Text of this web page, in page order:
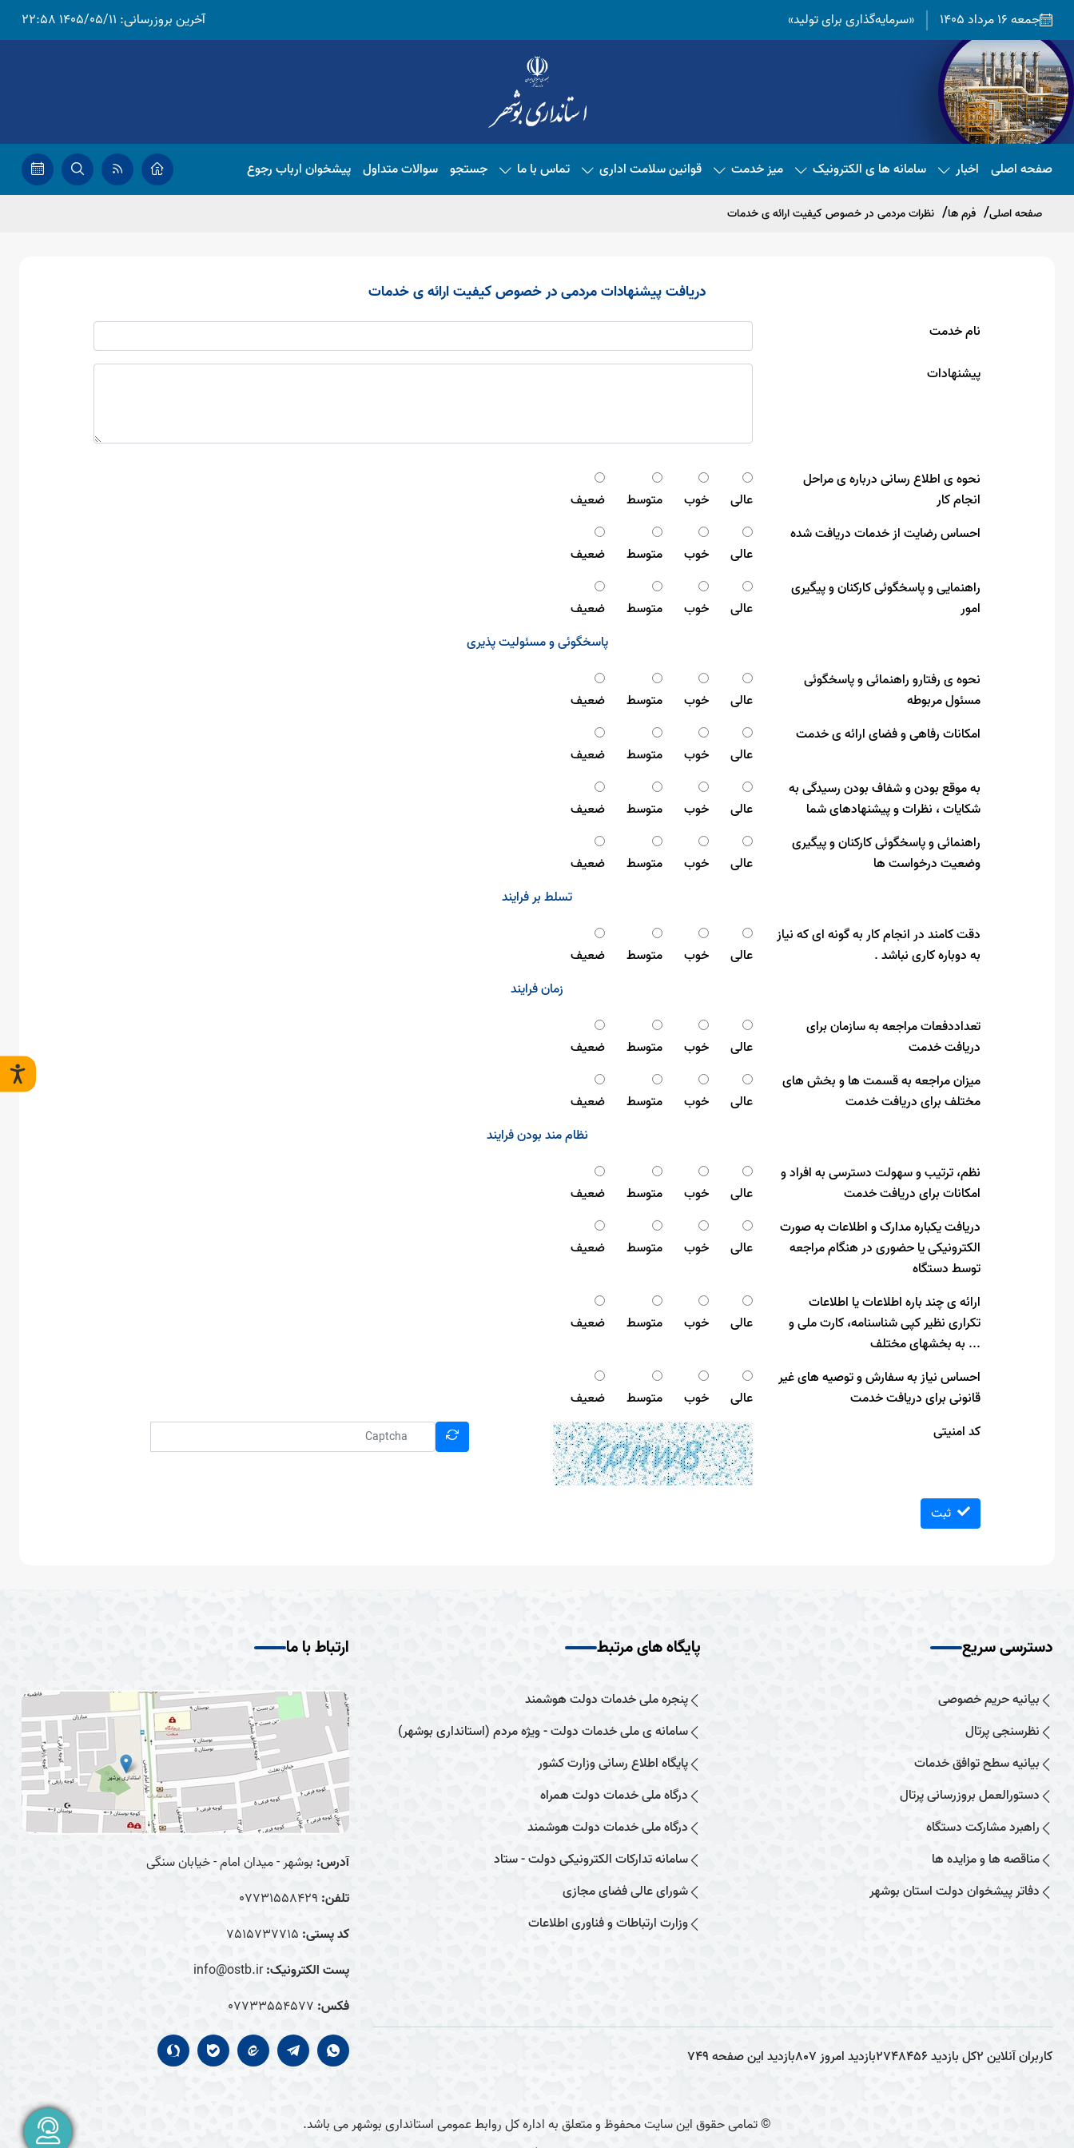
جمعه 16 مرداد 1405 «سرمایه‌گذاری برای تولید» آخرین بروزرسانی: 1405/05/11 22:58
صفحه اصلی اخبار سامانه ها ی الکترونیک میز خدمت قوانین سلامت اداری تماس با ما جستجو سوالات متداول پیشخوان ارباب رجوع
صفحه اصلی فرم ها نظرات مردمی در خصوص کیفیت ارائه ی خدمات
دریافت پیشنهادات مردمی در خصوص کیفیت ارائه ی خدمات
نام خدمت
پیشنهادات
نحوه ی اطلاع رسانی درباره ی مراحل
انجام کار
عالی خوب متوسط
ضعیف
احساس رضایت از خدمات دریافت شده
عالی
خوب متوسط
ضعیف
راهنمایی و پاسخگوئی کارکنان و پیگیری
امور
عالی خوب متوسط
ضعیف
پاسخگوئی و مسئولیت پذیری
نحوه ی رفتارو راهنمائی و پاسخگوئی
مسئول مربوطه
عالی خوب متوسط
ضعیف
امکانات رفاهی و فضای ارائه ی خدمت
عالی
خوب متوسط
ضعیف
به موقع بودن و شفاف بودن رسیدگی به
شکایات ، نظرات و پیشنهادهای شما
عالی خوب متوسط
ضعیف
راهنمائی و پاسخگوئی کارکنان و پیگیری
وضعیت درخواست ها
عالی خوب متوسط
ضعیف
تسلط بر فرایند
دقت کامند در انجام کار به گونه ای که نیاز
به دوباره کاری نباشد .
عالی خوب متوسط
ضعیف
زمان فرایند
تعداددفعات مراجعه به سازمان برای
دریافت خدمت
عالی خوب متوسط
ضعیف
میزان مراجعه به قسمت ها و بخش های
مختلف برای دریافت خدمت
عالی خوب متوسط
ضعیف
نظام مند بودن فرایند
نظم، ترتیب و سهولت دسترسی به افراد و
امکانات برای دریافت خدمت
عالی خوب متوسط
ضعیف
دریافت یکباره مدارک و اطلاعات به صورت
الکترونیکی یا حضوری در هنگام مراجعه
توسط دستگاه
عالی خوب متوسط ضعیف
ارائه ی چند باره اطلاعات یا اطلاعات
تکراری نظیر کپی شناسنامه، کارت ملی و
... به بخشهای مختلف
عالی خوب متوسط ضعیف
احساس نیاز به سفارش و توصیه های غیر
قانونی برای دریافت خدمت
عالی خوب متوسط
ضعیف
کد امنیتی
ثبت
دسترسی سریع
بیانیه حریم خصوصی
نظرسنجی پرتال
بیانیه سطح توافق خدمات
دستورالعمل بروزرسانی پرتال
راهبرد مشارکت دستگاه
مناقصه ها و مزایده ها
دفاتر پیشخوان دولت استان بوشهر
پایگاه های مرتبط
پنجره ملی خدمات دولت هوشمند
سامانه ی ملی خدمات دولت - ویژه مردم (استانداری بوشهر)
پایگاه اطلاع رسانی وزارت کشور
درگاه ملی خدمات دولت همراه
درگاه ملی خدمات دولت هوشمند
سامانه تدارکات الکترونیکی دولت - ستاد
شورای عالی فضای مجازی
وزارت ارتباطات و فناوری اطلاعات
ارتباط با ما
آدرس: بوشهر - میدان امام - خیابان سنگی
تلفن: 07731558429
کد پستی: 7515737715
پست الکترونیک:info@ostb.ir
فکس: 07733554577
کاربران آنلاین2کل بازدید2748456بازدید امروز807بازدید این صفحه749
© تمامی حقوق این سایت محفوظ و متعلق به اداره کل روابط عمومی استانداری بوشهر می باشد.